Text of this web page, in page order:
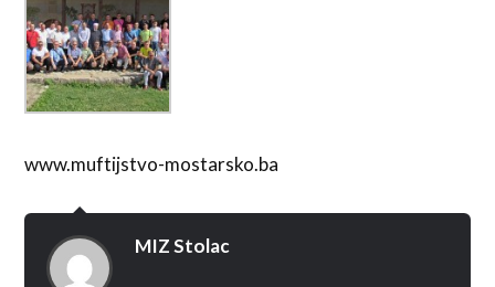
www.muftijstvo-mostarsko.ba
MIZ Stolac